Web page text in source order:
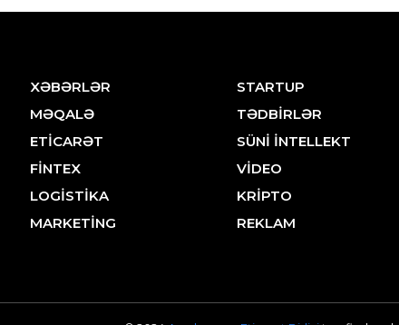
XƏBƏRLƏR
MƏQALƏ
ETİCARƏT
FİNTEX
LOGİSTİKA
MARKETİNG
STARTUP
TƏDBİRLƏR
SÜNİ İNTELLEKT
VİDEO
KRİPTO
REKLAM